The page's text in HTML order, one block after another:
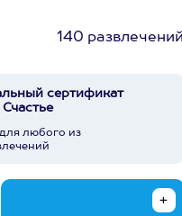
140
сертификат
любого из